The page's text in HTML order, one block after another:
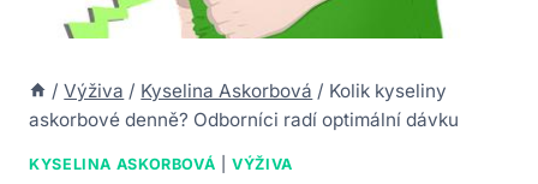
/ Výživa / Kyselina Askorbová / Kolik kyseliny
askorbové denně? Odborníci radí optimální dávku
KYSELINA ASKORBOVÁ |VÝŽIVA